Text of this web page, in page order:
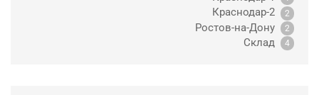
Краснодар-2 2
Ростов-на-Дону 2
Склад 4